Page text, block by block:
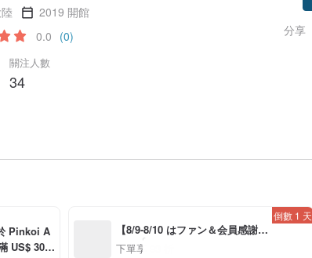
2019 開館
0.0 (0)
關注人數
34
分享
Pinkoi A
US$ 30.0
【8/9-8/10 はファン＆会員感謝デ
ー】アプリ限定全品対象7％OFF
下單享 93 折
倒數 1 天